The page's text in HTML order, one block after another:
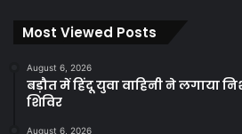
Most Viewed Posts
August 6, 2026
बड़ौत में हिंदू युवा वाहिनी ने लगाया
शिविर
August 6, 2026